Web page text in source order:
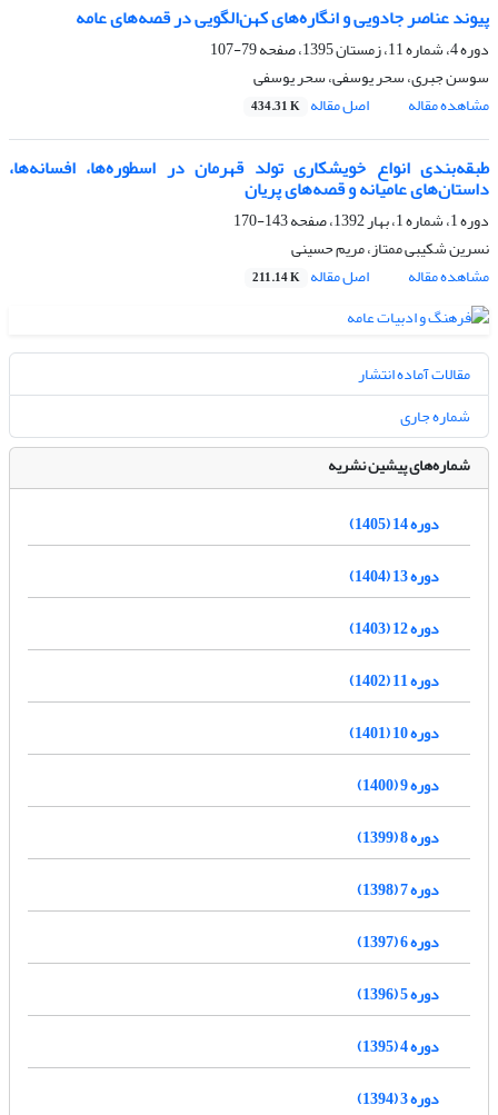
پیوند عناصر جادویی و انگاره‌های کهن‌الگویی در قصه‌های عامه
دوره 4، شماره 11، زمستان 1395، صفحه
79-107
سوسن جبری، سحر یوسفی، سحر یوسفی
مشاهده مقاله
اصل مقاله 434.31 K
طبقه‌بندی انواع خویشکاری تولد قهرمان در اسطوره‌ها، افسانه‌‌ها،
داستان‌‌های عامیانه و قصه‌‌های پریان
دوره 1، شماره 1، بهار 1392، صفحه
143-170
نسرین شکیبی ممتاز، مریم حسینی
مشاهده مقاله
اصل مقاله 211.14 K
مقالات آماده انتشار
شماره جاری
شماره‌های پیشین نشریه
دوره 14 (1405)
دوره 13 (1404)
دوره 12 (1403)
دوره 11 (1402)
دوره 10 (1401)
دوره 9 (1400)
دوره 8 (1399)
دوره 7 (1398)
دوره 6 (1397)
دوره 5 (1396)
دوره 4 (1395)
دوره 3 (1394)